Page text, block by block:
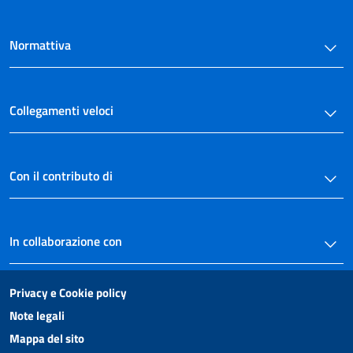
80
Allegato 1
Allegato 1
Allegato 2
Allegato 4
Allegato 4/1(parte 2)
Allegato 4/2(parte 1)
Normattiva
Collegamenti veloci
Con il contributo di
In collaborazione con
Privacy e Cookie policy
Note legali
Mappa del sito